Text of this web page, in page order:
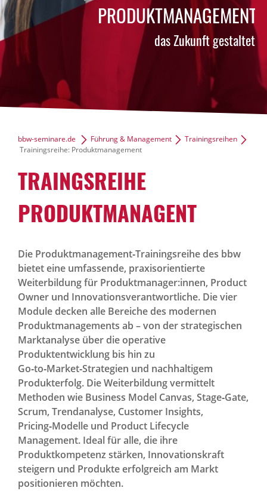
PRODUKTMANAGEMENT
das Zukunft gestaltet
bbw-seminare.de Führung & Management
Trainingsreihen
Trainingsreihe: Produktmanagement
TRAINGSREIHE
PRODUKTMANAGENT
Die Produktmanagement‑Trainingsreihe des bbw
bietet eine umfassende, praxisorientierte
Weiterbildung für Produktmanager:innen, Product
Owner und Innovationsverantwortliche. Die vier
Module decken alle Bereiche des modernen
Produktmanagements ab – von der strategischen
Marktanalyse über die operative
Produktentwicklung bis hin zu
Go‑to‑Market‑Strategien und nachhaltigem
Produkterfolg. Die Weiterbildung vermittelt
Methoden wie Business Model Canvas, Stage‑Gate,
Scrum, Trendanalyse, Customer Insights,
Pricing‑Modelle und Product Lifecycle
Management. Ideal für alle, die ihre
Produktkompetenz stärken, Innovationskraft
steigern und Produkte erfolgreich am Markt
positionieren möchten.